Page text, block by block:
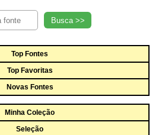
Busca >>
Top Fontes
Top Favoritas
Novas Fontes
Minha Coleção
Seleção